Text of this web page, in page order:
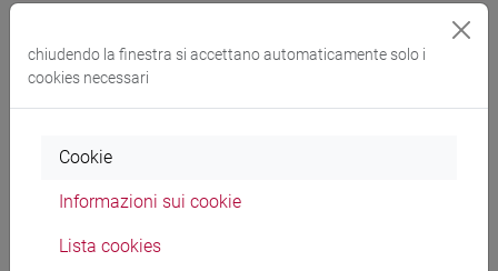
Docenti
BOSTIC Kengée Jonathon- 150h Esercitazioni
Materiali didattici
Materiali su Moodle
chiudendo la finestra si accettano automaticamente solo i
cookies necessari
Cookie
Informazioni sui cookie
Lista cookies